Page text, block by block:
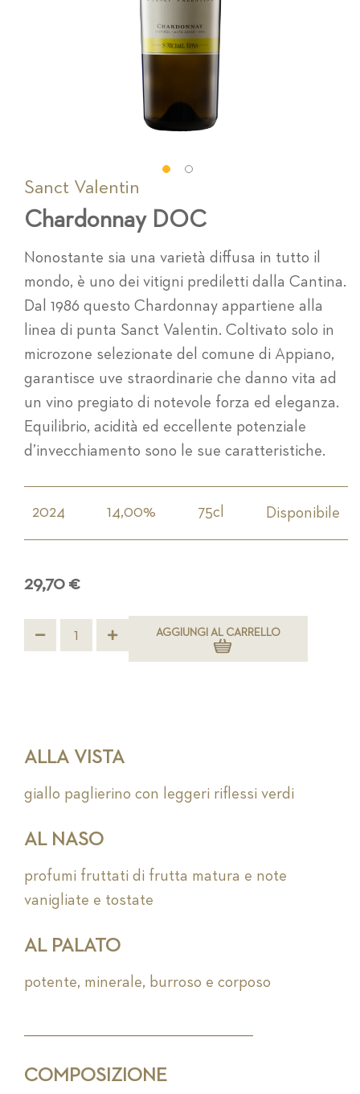
Sanct Valentin
Chardonnay DOC
Nonostante sia una varietà diffusa in tutto il
mondo, è uno dei vitigni prediletti dalla Cantina.
Dal 1986 questo Chardonnay appartiene alla
linea di punta Sanct Valentin. Coltivato solo in
microzone selezionate del comune di Appiano,
garantisce uve straordinarie che danno vita ad
un vino pregiato di notevole forza ed eleganza.
Equilibrio, acidità ed eccellente potenziale
d’invecchiamento sono le sue caratteristiche.
2024 14,00% 75cl Disponibile
29,70 €
AGGIUNGI AL CARRELLO
ALLA VISTA
giallo paglierino con leggeri riflessi verdi
AL NASO
profumi fruttati di frutta matura e note
vanigliate e tostate
AL PALATO
potente, minerale, burroso e corposo
COMPOSIZIONE
della